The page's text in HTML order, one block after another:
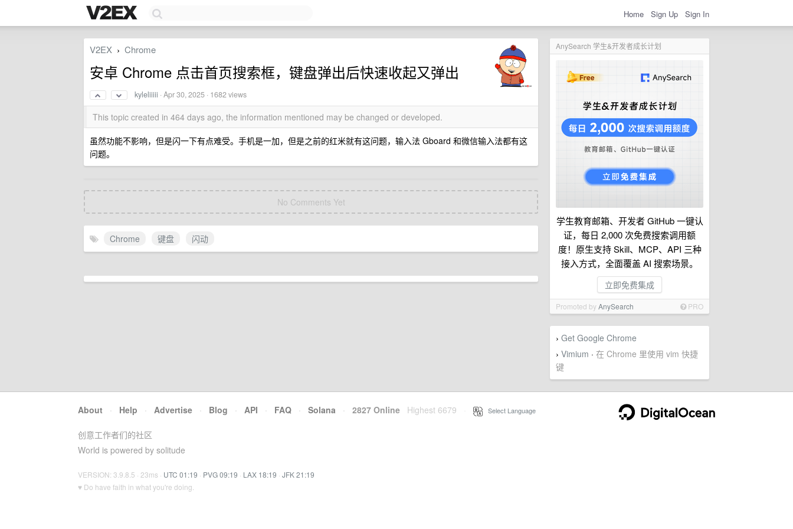
Home Sign Up Sign In
AnySearch 学生&开发者成长计划
学生教育邮箱、开发者 GitHub 一键认
证，每日 2,000 次免费搜索调用额
度！原生支持 Skill、MCP、API 三种
接入方式，全面覆盖 AI 搜索场景。
立即免费集成
Promoted byAnySearch PRO
› Get Google Chrome
› Vimium · 在 Chrome 里使用 vim 快捷
键
V2EX › Chrome
安卓 Chrome 点击首页搜索框，键盘弹出后快速收起又弹出
kyleliiiii ·Apr 30, 2025 · 1682 views
This topic created in 464 days ago, the information mentioned may be changed or developed.
虽然功能不影响，但是闪一下有点难受。手机是一加，但是之前的红米就有这问题，输入法 Gboard 和微信输入法都有这
问题。
No Comments Yet
Chrome 键盘 闪动
About · Help · Advertise · Blog · API · FAQ · Solana · 2827 Online Highest 6679 Select Language
创意工作者们的社区
World is powered by solitude
VERSION: 3.9.8.5 · 23ms · UTC 01:19 · PVG 09:19 · LAX 18:19 · JFK 21:19
♥ Do have faith in what you're doing.